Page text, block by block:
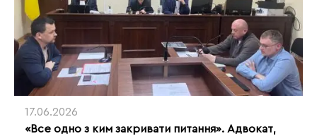
17.06.2026
«Все одно з ким закривати питання». Адвокат,